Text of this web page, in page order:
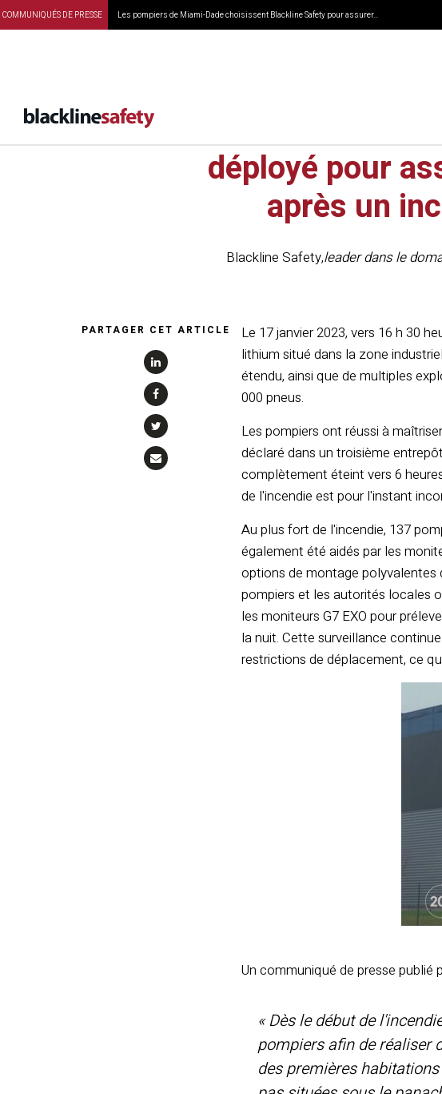
COMMUNIQUÉS DE PRESSE Les pompiers de Miami-Dade choisissent Blackline Safety pour assurer...
déployé pour
après un
Blackline Safety,leader dans le
PARTAGER CET ARTICLE
Le 17 janvier 2023, vers 16 h 30
lithium situé dans la zone
étendu, ainsi que de multiples
000 pneus.
Les pompiers ont réussi à
déclaré dans un troisième
complètement éteint vers 6
de l'incendie est pour l'instant
Au plus fort de l'incendie, 137
également été aidés par les
options de montage polyvalentes
pompiers et les autorités locales
les moniteurs G7 EXO pour
la nuit. Cette surveillance
restrictions de déplacement, ce
Un communiqué de presse publié
« Dès le début de
pompiers afin de réaliser
des premières